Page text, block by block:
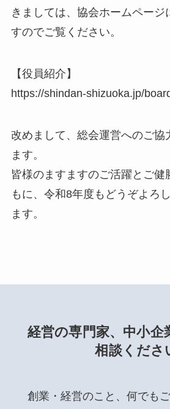
きましては、協会ホームページ
すのでご覧ください。
【役員紹介】
https://shindan-shizuoka.jp/
改めまして、総会運営へのご協
ます。
皆様のますますのご活躍とご健
もに、令和8年度もどうぞよろ
ます。
経営の専門家、中小企
相談くださ
創業・経営のこと、何でも